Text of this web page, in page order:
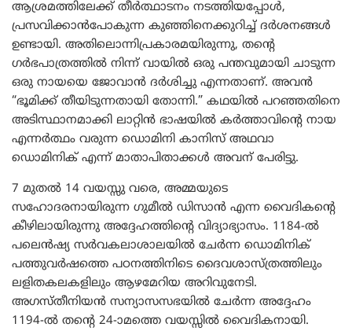
ആശ്രമത്തിലേക്ക് തീർത്ഥാടനം നടത്തിയപ്പോൾ,
പ്രസവിക്കാൻപോകുന്ന കുഞ്ഞിനെക്കുറിച്ച് ദർശനങ്ങൾ
ഉണ്ടായി. അതിലൊന്നിപ്രകാരമയിരുന്നു, തന്റെ
ഗർഭപാത്രത്തിൽ നിന്ന് വായിൽ ഒരു പന്തവുമായി ചാടുന്ന
ഒരു നായയെ ജോവാൻ ദർശിച്ചു എന്നതാണ്. അവൻ
“ഭൂമിക്ക് തീയിടുന്നതായി തോന്നി.” കഥയിൽ പറഞ്ഞതിനെ
അടിസ്ഥാനമാക്കി ലാറ്റിൻ ഭാഷയിൽ കർത്താവിന്റെ നായ
എന്നർത്ഥം വരുന്ന ഡൊമിനി കാനിസ് അഥവാ
ഡൊമിനിക് എന്ന് മാതാപിതാക്കൾ അവന് പേരിട്ടു.
7 മുതൽ 14 വയസ്സു വരെ, അമ്മയുടെ
സഹോദരനായിരുന്ന ഗുമീൽ ഡിസാൻ എന്ന വൈദികന്റെ
കീഴിലായിരുന്നു അദ്ദേഹത്തിന്റെ വിദ്യാഭ്യാസം. 1184-ൽ
പലെൻഷ്യ സർവകലാശാലയിൽ ചേർന്ന ഡൊമിനിക്
പത്തുവർഷത്തെ പഠനത്തിനിടെ ദൈവശാസ്ത്രത്തിലും
ലളിതകലകളിലും ആഴമേറിയ അറിവുനേടി.
അഗസ്തീനിയൻ സന്യാസസഭയിൽ ചേർന്ന അദ്ദേഹം
1194-ൽ തന്റെ 24-ാമത്തെ വയസ്സിൽ വൈദികനായി.